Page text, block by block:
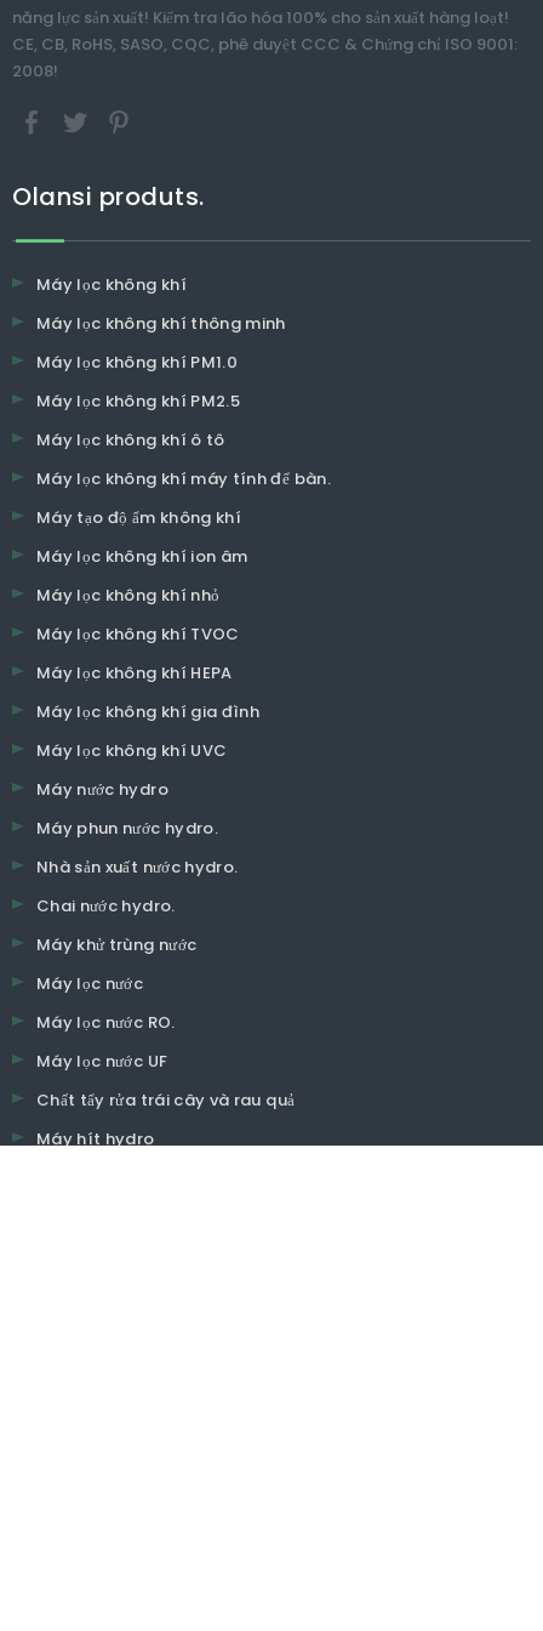
năng lực sản xuất! Kiểm tra lão hóa 100% cho sản xuất hàng loạt!
CE, CB, RoHS, SASO, CQC, phê duyệt CCC & Chứng chỉ ISO 9001:
2008!
Olansi produts.
Máy lọc không khí
Máy lọc không khí thông minh
Máy lọc không khí PM1.0
Máy lọc không khí PM2.5
Máy lọc không khí ô tô
Máy lọc không khí máy tính để bàn.
Máy tạo độ ẩm không khí
Máy lọc không khí ion âm
Máy lọc không khí nhỏ
Máy lọc không khí TVOC
Máy lọc không khí HEPA
Máy lọc không khí gia đình
Máy lọc không khí UVC
Máy nước hydro
Máy phun nước hydro.
Nhà sản xuất nước hydro.
Chai nước hydro.
Máy khử trùng nước
Máy lọc nước
Máy lọc nước RO.
Máy lọc nước UF
Chất tẩy rửa trái cây và rau quả
Máy hít hydro